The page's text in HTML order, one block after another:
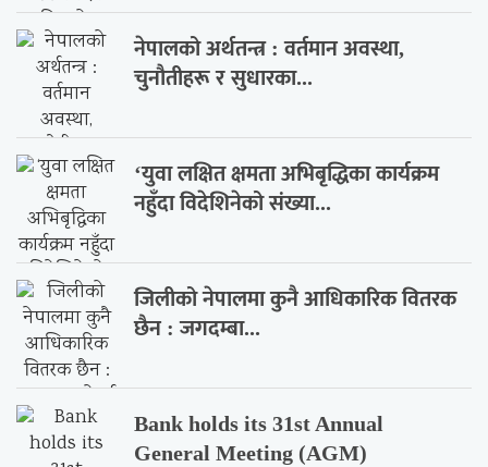
नेपालको अर्थतन्त्र : वर्तमान अवस्था,
चुनौतीहरू र सुधारका...
‘युवा लक्षित क्षमता अभिबृद्धिका कार्यक्रम
नहुँदा विदेशिनेको संख्या...
जिलीको नेपालमा कुनै आधिकारिक वितरक
छैन : जगदम्बा...
Bank holds its 31st Annual
General Meeting (AGM)